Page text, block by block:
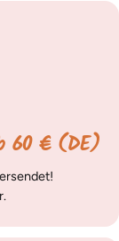
60 € (DE)